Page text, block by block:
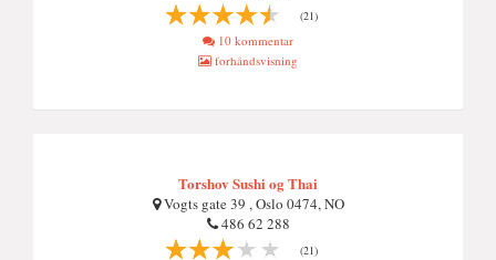
(21)
10 kommentar
forhåndsvisning
Torshov Sushi og Thai
Vogts gate 39 , Oslo 0474, NO
486 62 288
(21)